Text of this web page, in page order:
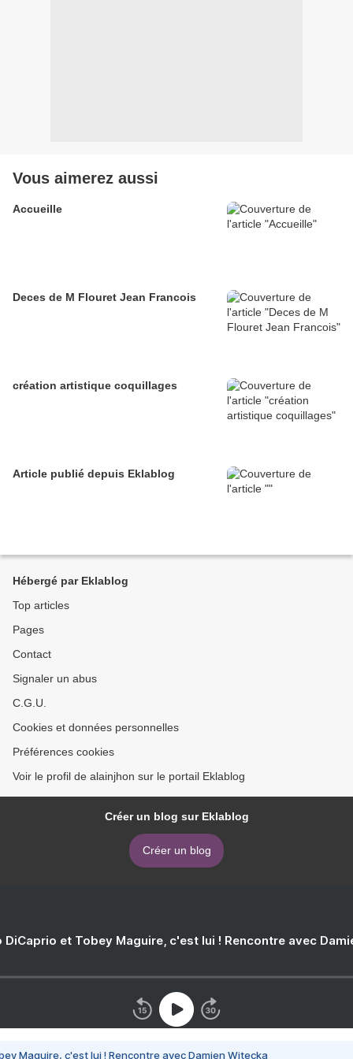
Vous aimerez aussi
Accueille
Deces de M Flouret Jean Francois
création artistique coquillages
Article publié depuis Eklablog
Hébergé par Eklablog
Top articles
Pages
Contact
Signaler un abus
C.G.U.
Cookies et données personnelles
Préférences cookies
Voir le profil de alainjhon sur le portail Eklablog
Créer un blog sur Eklablog
Créer un blog
DiCaprio et Tobey Maguire, c'est lui ! Rencontre avec
Maguire, c'est lui ! Rencontre avec Damien Witecka